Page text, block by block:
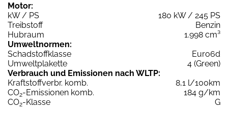
Motor:
kW / PS
180 kW / 245 PS
Treibstoff
Benzin
Hubraum
1.998 cm³
Umweltnormen:
Schadstoffklasse
Euro6d
Umweltplakette
4 (Green)
Verbrauch und Emissionen nach WLTP:
Kraftstoffverbr. komb.
8,1 l/100km
CO2-Emissionen komb.
184 g/km
CO2-Klasse
G